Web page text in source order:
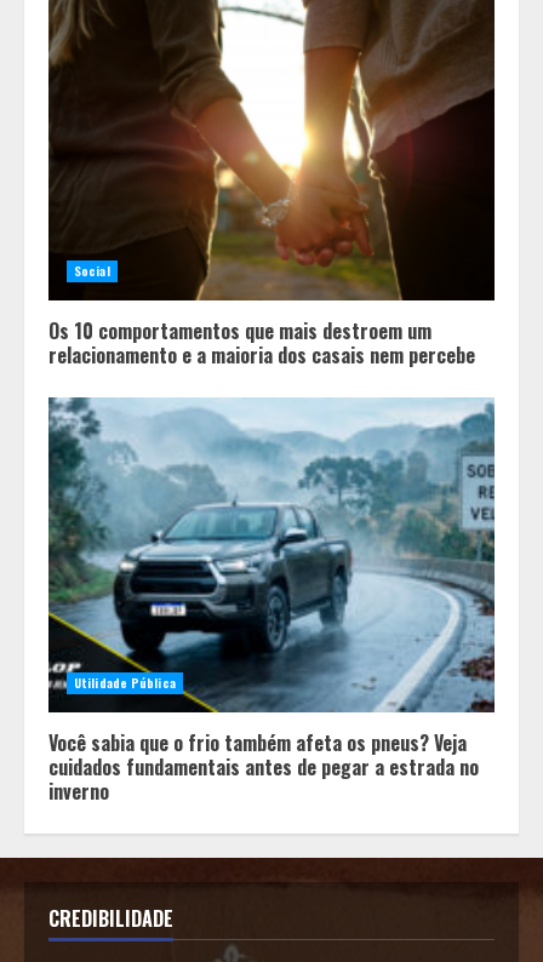
Social
Os 10 comportamentos que mais destroem um
relacionamento e a maioria dos casais nem percebe
Utilidade Pública
Você sabia que o frio também afeta os pneus? Veja
cuidados fundamentais antes de pegar a estrada no
inverno
CREDIBILIDADE